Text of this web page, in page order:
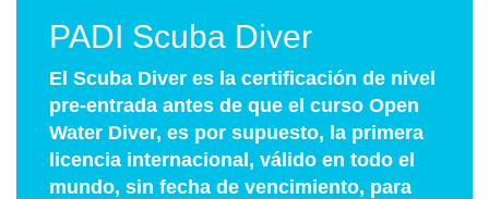
PADI Scuba Diver
El Scuba Diver es la certificación de nivel
pre-entrada antes de que el curso Open
Water Diver, es por supuesto, la primera
licencia internacional, válido en todo el
mundo, sin fecha de vencimiento, para